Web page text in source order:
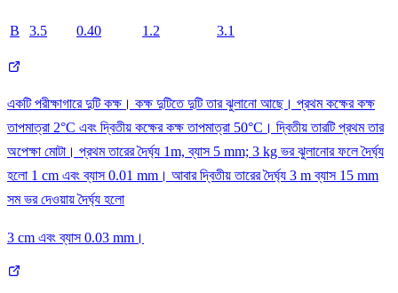
B 3.5 0.40 1.2 3.1
একটি পরীক্ষাগারে দুটি কক্ষ। কক্ষ দুটিতে দুটি তার ঝুলানো আছে। প্রথম কক্ষের কক্ষ
তাপমাত্রা 2°C এবং দ্বিতীয় কক্ষের কক্ষ তাপমাত্রা 50°C। দ্বিতীয় তারটি প্রথম তার
অপেক্ষা মোটা। প্রথম তারের দৈর্ঘ্য 1m, ব্যাস 5 mm; 3 kg ভর ঝুলানোর ফলে দৈর্ঘ্য
হলো 1 cm এবং ব্যাস 0.01 mm। আবার দ্বিতীয় তারের দৈর্ঘ্য 3 m ব্যাস 15 mm
সম ভর দেওয়ায় দৈর্ঘ্য হলো
3 cm এবং ব্যাস 0.03 mm।